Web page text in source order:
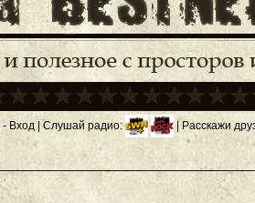
- Вход | Слушай радио: | Расскажи